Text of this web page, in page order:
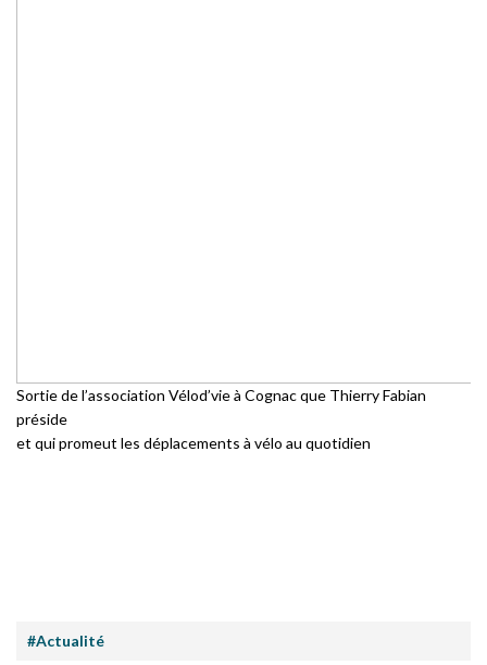
Sortie de l’association Vélod’vie à Cognac que Thierry Fabian
préside
et qui promeut les déplacements à vélo au quotidien
#Actualité